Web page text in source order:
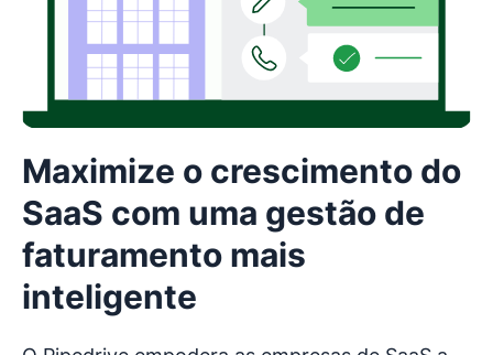
Maximize o crescimento do
SaaS com uma gestão de
faturamento mais
inteligente